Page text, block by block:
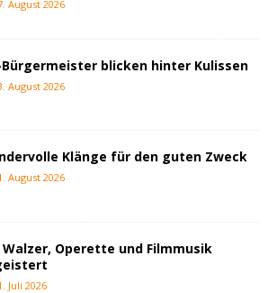
August 2026
blicken hinter Kulissen
August 2026
Klänge für den guten Zweck
August 2026
Operette und Filmmusik
Juli 2026